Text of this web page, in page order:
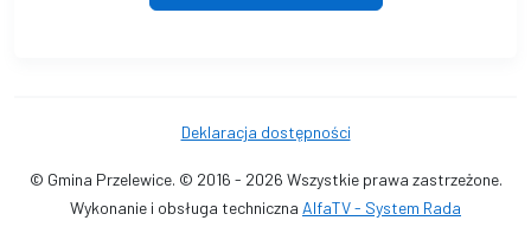
© Gmina Przelewice. © 2016 - 2026 Wszystkie prawa zastrzeżone.
Wykonanie i obsługa techniczna AlfaTV - System Rada
Deklaracja dostępności